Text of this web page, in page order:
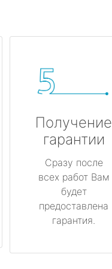
Получение
гарантии
Сразу после
всех работ Вам
будет
предоставлена
гарантия.